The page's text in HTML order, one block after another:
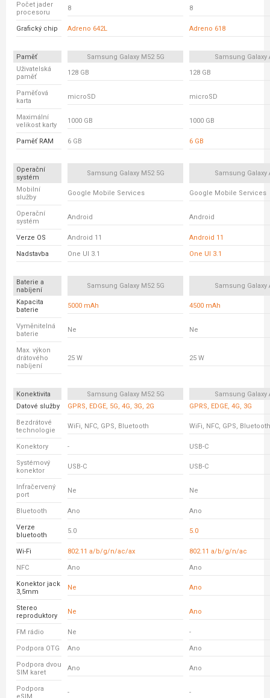
Počet jader
procesoru
8 8
Grafický chip Adreno 642L Adreno 618
Paměť Samsung Galaxy M52 5G
Samsung Galaxy
Uživatelská
paměť
128 GB 128 GB
Paměťová
karta
microSD microSD
Maximální
velikost karty
1000 GB 1000 GB
Paměť RAM 6 GB 6 GB
Operační
systém
Samsung Galaxy M52 5G Samsung Galaxy
Mobilní
služby
Google Mobile Services Google Mobile Services
Operační
systém
Android Android
Verze OS Android 11 Android 11
Nadstavba One UI 3.1 One UI 3.1
Baterie a
nabíjení
Samsung Galaxy M52 5G Samsung Galaxy
Kapacita
baterie
5000 mAh 4500 mAh
Vyměnitelná
baterie
Ne Ne
Max. výkon
drátového
nabíjení
25 W 25 W
Konektivita Samsung Galaxy M52 5G
Samsung Galaxy
Datové služby
GPRS, EDGE, 5G, 4G, 3G, 2G GPRS, EDGE, 4G, 3G
Bezdrátové
technologie
WiFi, NFC, GPS, Bluetooth WiFi, NFC, GPS, Bluetooth
Konektory - USB-C
Systémový
konektor
USB-C USB-C
Infračervený
port
Ne Ne
Bluetooth Ano Ano
Verze
bluetooth
5.0 5.0
Wi-Fi 802.11 a/b/g/n/ac/ax 802.11 a/b/g/n/ac
NFC Ano Ano
Konektor jack
3,5mm
Ne Ano
Stereo
reproduktory
Ne Ano
FM rádio Ne -
Podpora OTG Ano Ano
Podpora dvou
SIM karet
Ano Ano
Podpora
- -